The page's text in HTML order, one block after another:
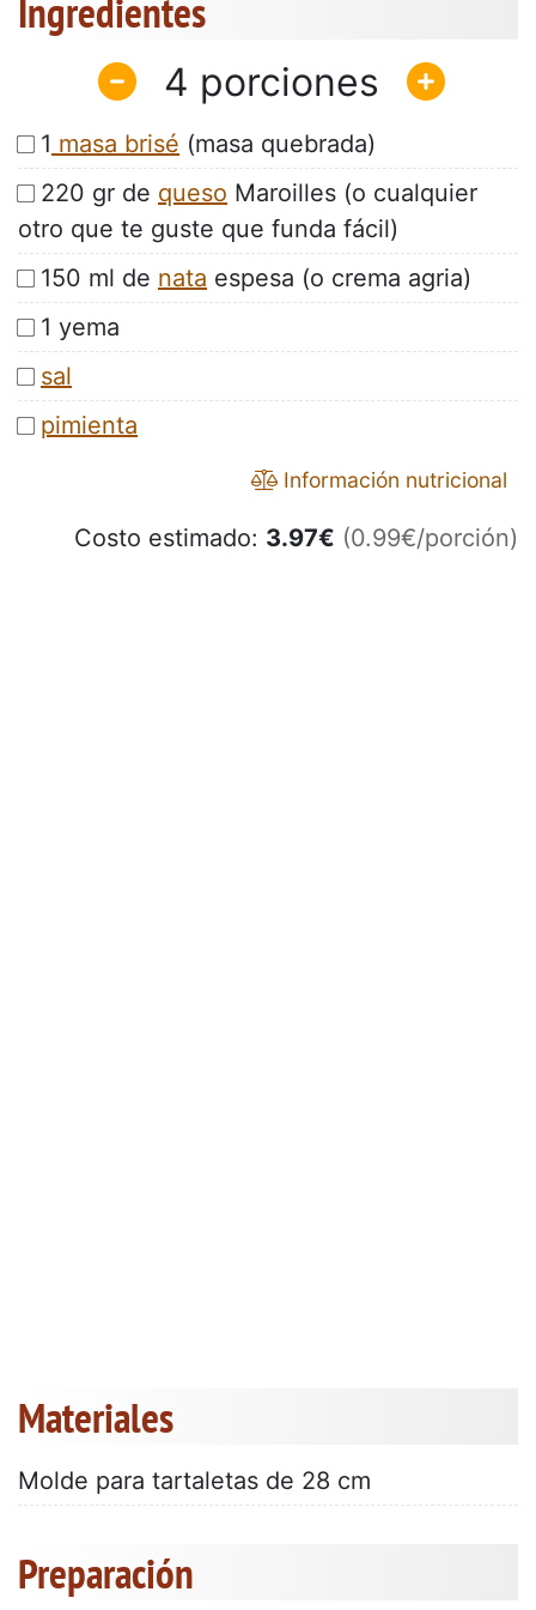
Ingredientes
4
1 masa brisé (masa quebrada)
220 gr de queso Maroilles (o cualquier
otro que te guste que funda fácil)
150 ml de nata espesa (o crema agria)
1 yema
sal
pimienta
Información nutricional
Costo estimado: 3.97€ (0.99€/porción)
Materiales
Molde para tartaletas de 28 cm
Preparación